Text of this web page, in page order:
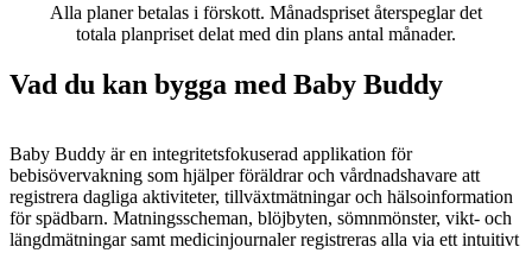
Alla planer betalas i förskott. Månadspriset återspeglar det
totala planpriset delat med din plans antal månader.
Vad du kan bygga med Baby Buddy
Baby Buddy är en integritetsfokuserad applikation för
bebisövervakning som hjälper föräldrar och vårdnadshavare att
registrera dagliga aktiviteter, tillväxtmätningar och hälsoinformation
för spädbarn. Matningsscheman, blöjbyten, sömnmönster, vikt- och
längdmätningar samt medicinjournaler registreras alla via ett intuitivt